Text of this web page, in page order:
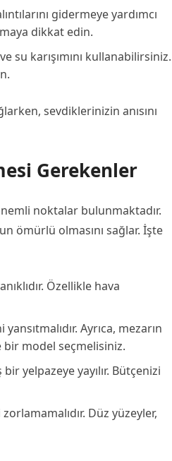
gidermeye yardımcı
dikkat edin.
su karışımını kullanabilirsiniz.
sevdiklerinizin anısını
Gerekenler
noktalar bulunmaktadır.
ömürlü olmasını sağlar. İşte
Özellikle hava
Ayrıca, mezarın
bir model seçmelisiniz.
yelpazeye yayılır. Bütçenizi
Düz yüzeyler,